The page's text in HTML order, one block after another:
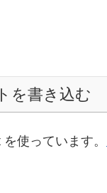
を書き込む
使っています。